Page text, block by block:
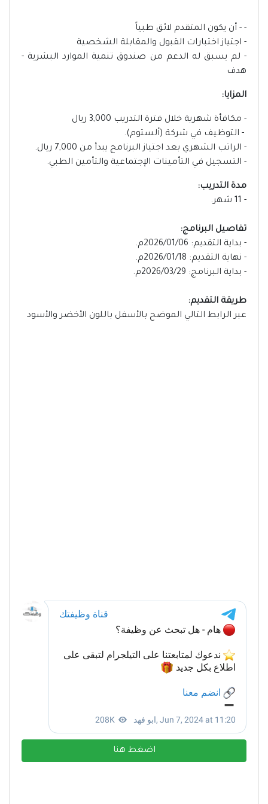
- - أن يكون المتقدم لائق طبياً
- اجتياز اختبارات القبول والمقابلة الشخصية
- لم يسبق له الدعم من صندوق تنمية الموارد البشرية -
هدف
المزايا:
- مكافأة شهرية خلال فترة التدريب 3,000 ريال
- التوظيف في شركة (ألستوم).
- الراتب الشهري بعد اجتياز البرنامج يبدأ من 7,000 ريال.
- التسجيل في التأمينات الإجتماعية والتأمين الطبي.
مدة التدريب:
- 11 شهر.
تفاصيل البرنامج:
- بداية التقديم: 2026/01/06م.
- نهاية التقديم: 2026/01/18م.
- بداية البرنامج: 2026/03/29م.
طريقة التقديم:
عبر الرابط التالي الموضح بالأسفل باللون الأخضر والأسود
اضغط هنا